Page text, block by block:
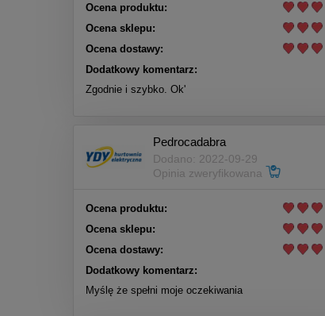
Ocena produktu:
Ocena sklepu:
Ocena dostawy:
Dodatkowy komentarz:
Zgodnie i szybko. Ok'
Pedrocadabra
Dodano: 2022-09-29
Opinia zweryfikowana
Ocena produktu:
Ocena sklepu:
Ocena dostawy:
Dodatkowy komentarz:
Myślę że spełni moje oczekiwania